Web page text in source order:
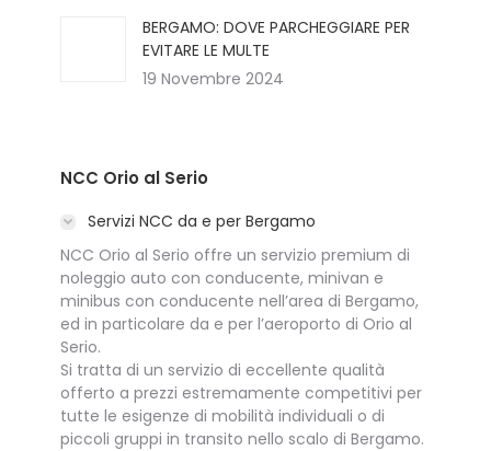
BERGAMO: DOVE PARCHEGGIARE PER
EVITARE LE MULTE
19 Novembre 2024
NCC Orio al Serio
Servizi NCC da e per Bergamo
NCC Orio al Serio offre un servizio premium di
noleggio auto con conducente, minivan e
minibus con conducente nell’area di Bergamo,
ed in particolare da e per l’aeroporto di Orio al
Serio.
Si tratta di un servizio di eccellente qualità
offerto a prezzi estremamente competitivi per
tutte le esigenze di mobilità individuali o di
piccoli gruppi in transito nello scalo di Bergamo.